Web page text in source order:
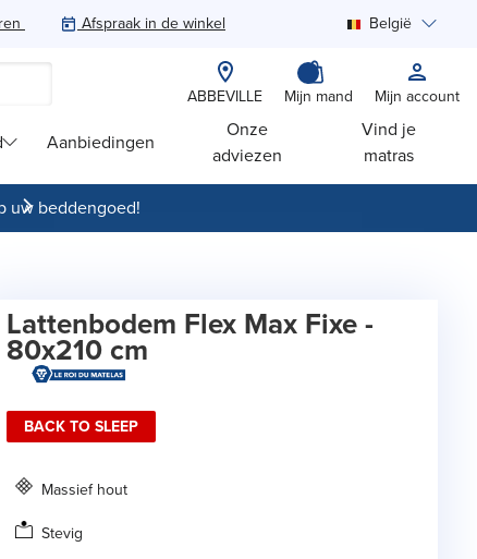
Afspraak in de winkel België
ABBEVILLE Mijn mand Mijn account
Aanbiedingen
Onze
adviezen
Vind je
matras
uw beddengoed!
Lattenbodem Flex Max Fixe -
80x210 cm
BACK TO SLEEP
Massief hout
Stevig